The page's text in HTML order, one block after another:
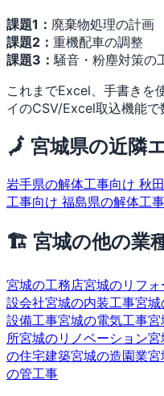
課題1： 廃棄物処理の計画
課題2： 重機配車の調整
課題3：騒音・粉塵対策の
これまでExcel、手書きを
イのCSV/Excel取込機能で
🗾 宮城県の近隣
岩手県の解体工事向け 秋
工事向け 福島県の解体工
🏗 宮城の他の業
宮城の工務店宮城のリフォ
設会社宮城の内装工事宮城
設備工事宮城の電気工事宮
所宮城のリノベーション宮
の住宅建築宮城の造園業宮
の管工事